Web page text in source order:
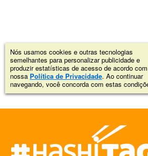
Nós usamos cookies e outras tecnologias
semelhantes para personalizar publicidade e
produzir estatísticas de acesso de acordo
nossa Política de Privacidade. Ao continuar
navegando, você concorda com estas